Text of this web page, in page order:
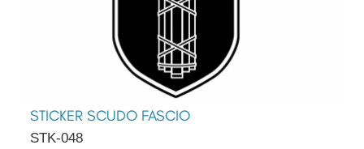
STICKER SCUDO FASCIO
STK-048